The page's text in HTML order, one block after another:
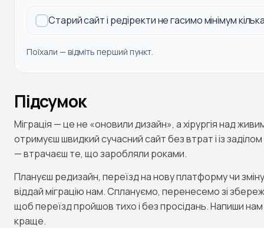
Старий сайт і редіректи не гасимо мінімум
Поїхали — відміть перший пункт.
Підсумок
Міграція — це не «оновили дизайн», а хірургія над
отримуєш швидкий сучасний сайт без втрат і із
— втрачаєш те, що заробляли роками.
Плануєш редизайн, переїзд на нову платформу чи
віддай міграцію нам. Сплануємо, перенесемо зі
щоб переїзд пройшов тихо і без просідань. Напиши
краще.